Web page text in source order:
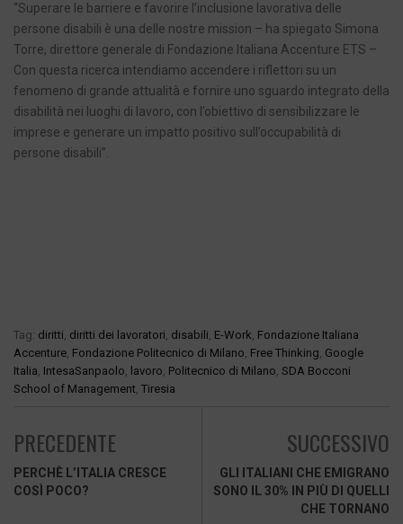
“Superare le barriere e favorire l’inclusione lavorativa delle
persone disabili è una delle nostre mission – ha spiegato Simona
Torre, direttore generale di Fondazione Italiana Accenture ETS –
Con questa ricerca intendiamo accendere i riflettori su un
fenomeno di grande attualità e fornire uno sguardo integrato della
disabilità nei luoghi di lavoro, con l’obiettivo di sensibilizzare le
imprese e generare un impatto positivo sull’occupabilità di
persone disabili”.
Tag: diritti, diritti dei lavoratori, disabili, E-Work, Fondazione Italiana
Accenture, Fondazione Politecnico di Milano, Free Thinking, Google
Italia, IntesaSanpaolo, lavoro, Politecnico di Milano, SDA Bocconi
School of Management, Tiresia
PRECEDENTE
PERCHÈ L’ITALIA CRESCE
COSÌ POCO?
SUCCESSIVO
GLI ITALIANI CHE EMIGRANO
SONO IL 30% IN PIÙ DI QUELLI
CHE TORNANO